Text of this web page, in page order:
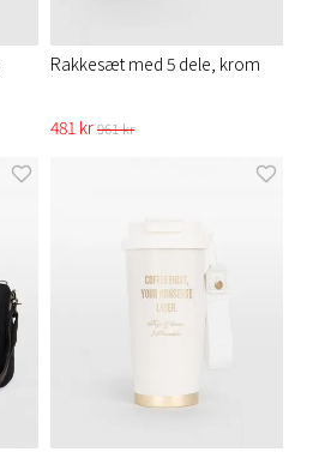
Rakkesæt med 5 dele, krom
481 kr961 kr